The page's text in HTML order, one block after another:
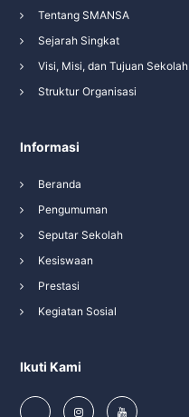
Tentang SMANSA
Sejarah Singkat
Visi, Misi, dan Tujuan Sekolah
Struktur Organisasi
Informasi
Beranda
Pengumuman
Seputar Sekolah
Kesiswaan
Prestasi
Kegiatan Sosial
Ikuti Kami